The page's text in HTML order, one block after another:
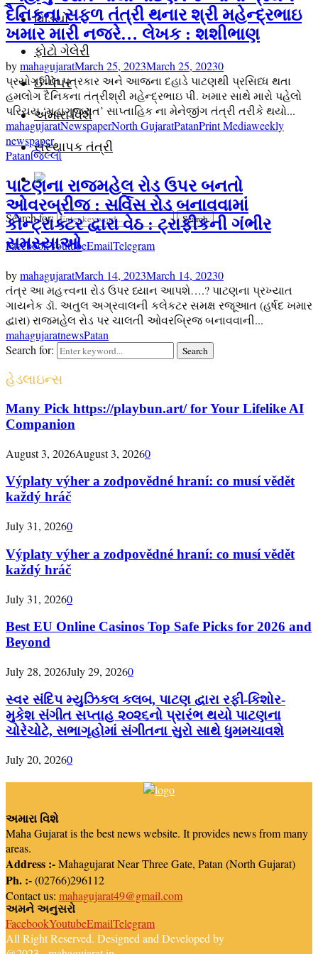
વિડિયો
ફોટો ગેલેરી
ઈ-પેપર
અમારા વિશે
સંસ્થાપક તંત્રી
Search for: Search
FacebookYoutubeEmailTelegram
દૈનિકના સફળ તંત્રી થનાર શ્રી મહેન્દ્રભાઇ
ખમાર મારી નજરે… લેખક : શશીભાણ
bymahagujaratMarch 25, 2023March 25, 20230
પ્રયોગશીલ પત્રકાર અને આજના દહાડે પાટણથી પ્રસિધ્ધ થતા
હમલોગ દૈનિકના તંત્રીશ્રી મહેન્દ્રભાઇ પી. ખમાર સાથે મારો પહેલો
પરિચય ‘મહાગુજરાત’ સાપ્તાહિક ના મેનેજીંગ તંત્રી તરીકે થયો...
mahagujaratNewspaperNorth GujaratPatanPrint Mediaweekly
newspaper
Patanજિલ્લો
પાટણના રાજમહેલ રોડ ઉપર બનતો
ઓવરબ્રીજ : સર્વિસ રોડ બનાવવામાં
કોન્ટ્રાક્ટર દ્વારા વેઠ : ટ્રાફીકની ગંભીર
સમસ્યાઓ
bymahagujaratMarch 14, 2023March 14, 20230
તંત્ર આ મહત્ત્વના રોડ ઉપર ધ્યાન આપશે….? પાટણના પ્રખ્યાત
ગાયનેક ડૉ. અતુલ અગ્રવાલની કલેકટર સમક્ષ રજૂઆત (હર્ષદ ખમાર
દ્વારા) રાજમહેલ રોડ પર ચાલતી ઓવરબ્રિજ બનાવવાની...
mahagujaratnewsPatan
Search for:
Search
હેડલાઇન્સ
Many Pick https://playbun.art/ for Your Lifelike AI
Companion
August 3, 2026August 3, 20260
Výplaty výher a zodpovědné hraní: co musí vědět
každý hráč
July 31, 20260
Výplaty výher a zodpovědné hraní: co musí vědět
každý hráč
July 31, 20260
Best EU Online Casinos Top Safe Picks for 2026 and
Beyond
July 28, 2026July 29, 20260
સ્વર સંદિપ મ્યુઝિકલ કલબ, પાટણ દ્વારા રફી-કિશોર-
મુકેશ સંગીત સપ્તાહ ૨૦૨૬નો પ્રારંભ થયો પાટણના
ચોરેચોટે, સભાગૃહોમાં સંગીતના સુરો સાથે ધુમમચાવશે
July 20, 20260
અમારા વિશે
Maha Gujarat is the best news website. It provides news from many
areas.
Address :-Mahagujarat Near Three Gate, Patan (North Gujarat)
Ph. :-(02766)296112
Contact us: mahagujarat49@gmail.com
અમને અનુસરો
FacebookYoutubeEmailTelegram
All Right Reserved. Designed and Developed by